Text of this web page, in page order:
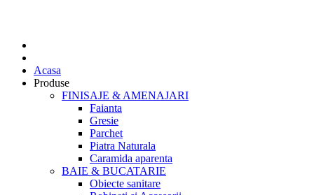
Acasa
Produse
FINISAJE & AMENAJARI
Faianta
Gresie
Parchet
Piatra Naturala
Caramida aparenta
BAIE & BUCATARIE
Obiecte sanitare